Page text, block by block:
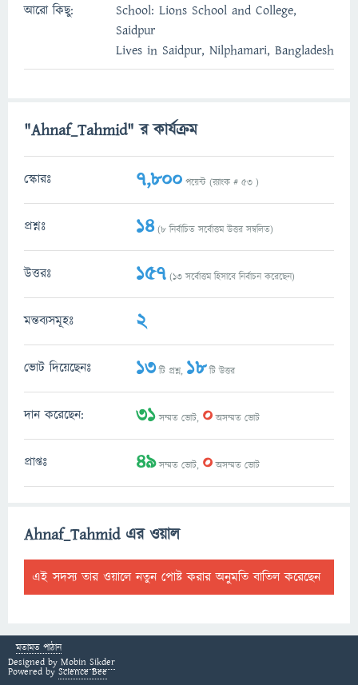
আরো কিছু:
School: Lions School and College,
Saidpur
Lives in Saidpur, Nilphamari, Bangladesh
"Ahnaf_Tahmid" র কার্যক্রম
স্কোরঃ 7,800 পয়েন্ট (র‌্যাংক # 53 )
প্রশ্নঃ 14(8নির্বাচিত সর্বোত্তম উত্তর সম্বলিত)
উত্তরঃ 157 (13সর্বোত্তম হিসাবে নির্বাচন করেছেন)
মন্তব্যসমূহঃ 2
ভোট দিয়েছেনঃ 13টি প্রশ্ন, 18টি উত্তর
দান করেছেন: 31সম্মত ভোট, 0অসম্মত ভোট
প্রাপ্তঃ 49সম্মত ভোট, 0অসম্মত ভোট
Ahnaf_Tahmid এর ওয়াল
এই সদস্য তার ওয়ালে নতুন পোষ্ট করার অনুমতি বাতিল করেছেন
মতামত পাঠান
Designed by Mobin Sikder
Powered by Science Bee